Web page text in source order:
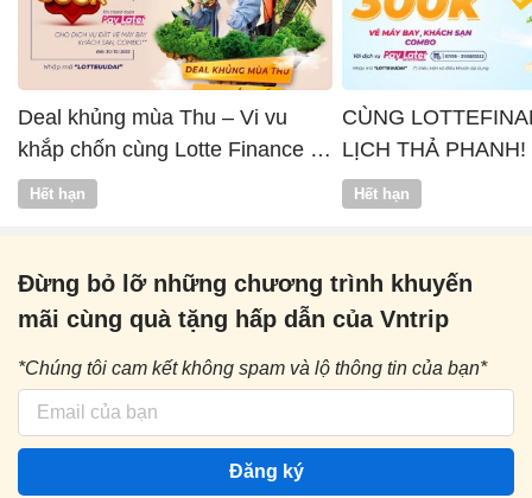
Deal khủng mùa Thu – Vi vu
khắp chốn cùng Lotte Finance x
Vntrip
Hết hạn
CÙNG
LỊCH THẢ PHANH!
Hết hạn
Đừng bỏ lỡ những chương trình khuyến
mãi cùng quà tặng hấp dẫn của Vntrip
*Chúng tôi cam kết không spam và lộ thông tin của bạn*
Đăng ký